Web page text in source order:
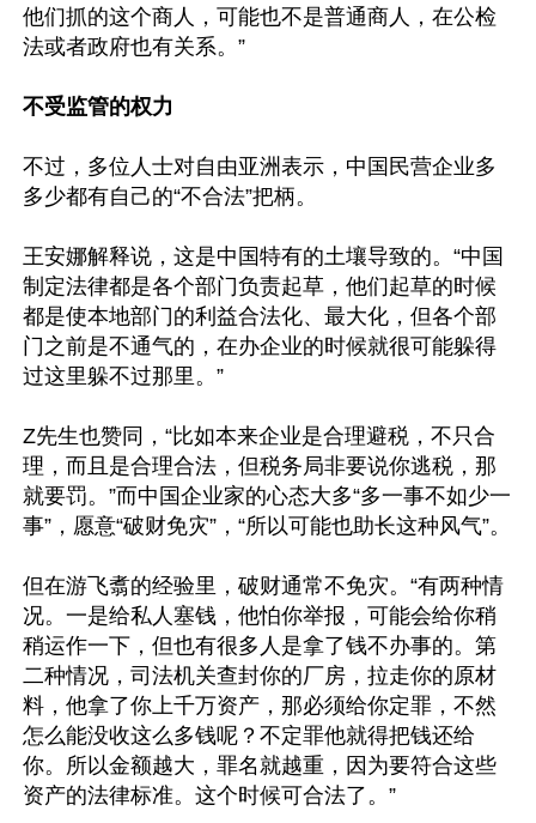
他们抓的这个商人，可能也不是普通商人，在公检
法或者政府也有关系。”
不受监管的权力
不过，多位人士对自由亚洲表示，中国民营企业多
多少都有自己的“不合法”把柄。
王安娜解释说，这是中国特有的土壤导致的。“中国
制定法律都是各个部门负责起草，他们起草的时候
都是使本地部门的利益合法化、最大化，但各个部
门之前是不通气的，在办企业的时候就很可能躲得
过这里躲不过那里。”
Z先生也赞同，“比如本来企业是合理避税，不只合
理，而且是合理合法，但税务局非要说你逃税，那
就要罚。”而中国企业家的心态大多“多一事不如少一
事”，愿意“破财免灾”，“所以可能也助长这种风气”。
但在游飞翥的经验里，破财通常不免灾。“有两种情
况。一是给私人塞钱，他怕你举报，可能会给你稍
稍运作一下，但也有很多人是拿了钱不办事的。第
二种情况，司法机关查封你的厂房，拉走你的原材
料，他拿了你上千万资产，那必须给你定罪，不然
怎么能没收这么多钱呢？不定罪他就得把钱还给
你。所以金额越大，罪名就越重，因为要符合这些
资产的法律标准。这个时候可合法了。”